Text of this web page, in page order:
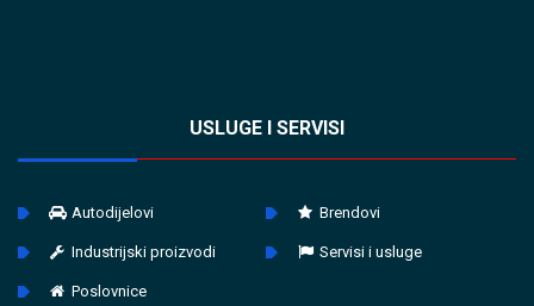
USLUGE I SERVISI
Autodijelovi Brendovi
Industrijski proizvodi Servisi i usluge
Poslovnice